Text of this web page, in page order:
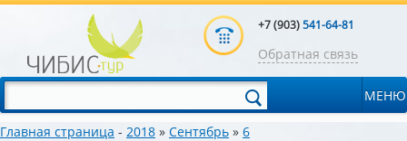
+7 (903)541-64-81
Обратная связь
МЕНЮ
Главная страница - 2018 » Сентябрь » 6